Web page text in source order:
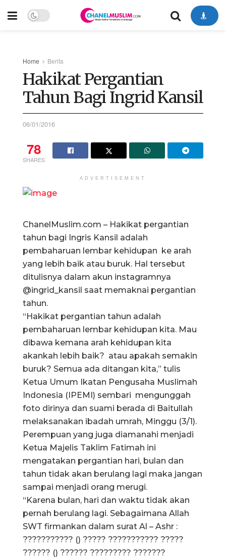
Home Berita
Hakikat Pergantian
Tahun Bagi Ingrid Kansil
06/01/2016
78
SHARES
ADVERTISEMENT
ChanelMuslim.com – Hakikat pergantian
tahun bagi Ingris Kansil adalah
pembaharuan lembar kehidupan ke arah
yang lebih baik atau buruk. Hal tersebut
ditulisnya dalam akun instagramnya
@ingrid_kansil saat memaknai pergantian
tahun.
“Hakikat pergantian tahun adalah
pembaharuan lembar kehidupan kita. Mau
dibawa kemana arah kehidupan kita
akankah lebih baik? atau apakah semakin
buruk? Semua ada ditangan kita,” tulis
Ketua Umum Ikatan Pengusaha Muslimah
Indonesia (IPEMI) sembari mengunggah
foto dirinya dan suami berada di Baitullah
melaksanakan ibadah umrah, Minggu (3/1).
Perempuan yang juga diamanahi menjadi
Ketua Majelis Taklim Fatimah ini
mengatakan pergantian hari, bulan dan
tahun tidak akan berulang lagi maka jangan
sampai menjadi orang merugi.
“Karena bulan, hari dan waktu tidak akan
pernah berulang lagi. Sebagaimana Allah
SWT firmankan dalam surat Al – Ashr :
??????????? () ????? ??????????? ?????
?????? () ?????? ????????? ???????